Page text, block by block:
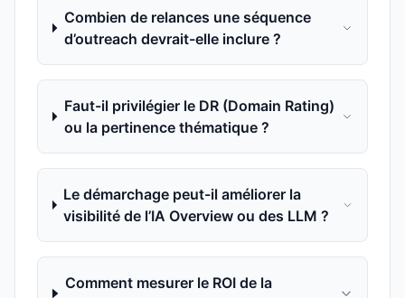
Combien de relances une séquence
d’outreach devrait-elle inclure ?
Faut-il privilégier le DR (Domain Rating)
ou la pertinence thématique ?
Le démarchage peut-il améliorer la
visibilité de l’IA Overview ou des LLM ?
Comment mesurer le ROI de la